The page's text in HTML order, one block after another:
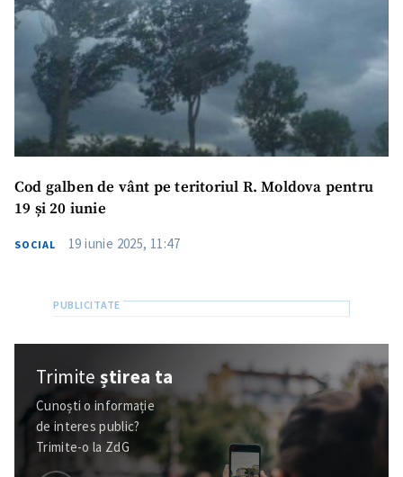
Cod galben de vânt pe teritoriul R. Moldova pentru
19 și 20 iunie
SOCIAL 19 iunie 2025, 11:47
Trimiteștirea ta
Cunoști o informație
de interes public?
Trimite-o la ZdG